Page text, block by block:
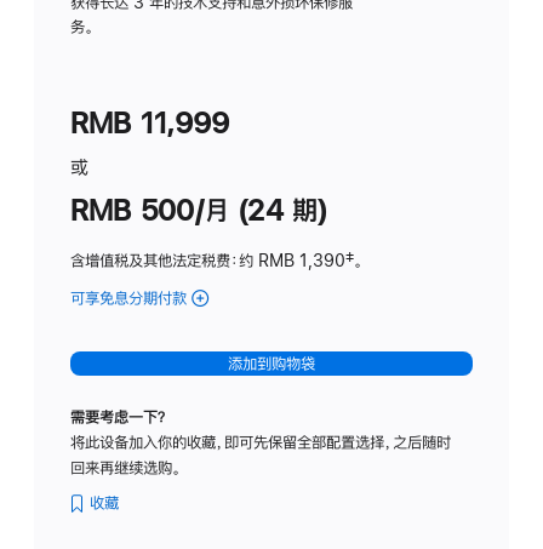
务。
RMB 11,999
或
RMB 500/月 (24 期)
含增值税及其他法定税费：约 RMB 1,390脚
‡。
可享免息分期付款 (Studio
-
标
璃
添加到购物袋
需要考虑一下？
将此设备加入你的收藏，即可先保留全部配置选择，之后随时
回来再继续选购。
收藏